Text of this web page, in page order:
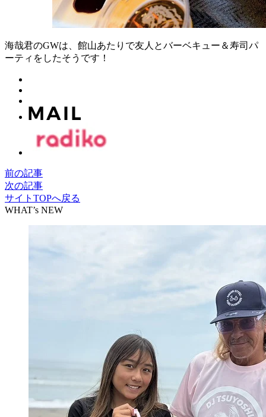
海哉君のGWは、館山あたりで友人とバーベキュー＆寿司パ
ーティをしたそうです！
前の記事
次の記事
サイトTOPへ戻る
WHAT’s NEW